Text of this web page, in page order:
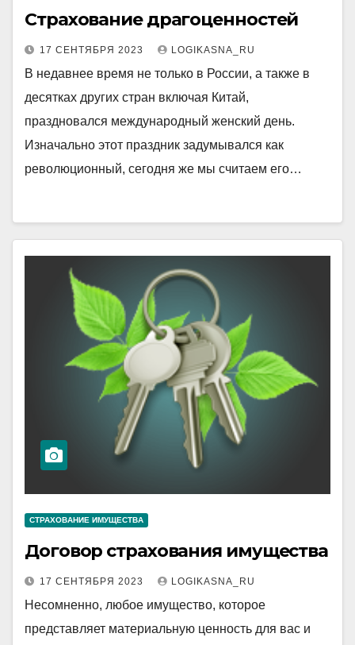
Страхование драгоценностей
17 СЕНТЯБРЯ 2023 LOGIKASNA_RU
В недавнее время не только в России, а также в
десятках других стран включая Китай,
праздновался международный женский день.
Изначально этот праздник задумывался как
революционный, сегодня же мы считаем его…
СТРАХОВАНИЕ ИМУЩЕСТВА
Договор страхования имущества
17 СЕНТЯБРЯ 2023 LOGIKASNA_RU
Несомненно, любое имущество, которое
представляет материальную ценность для вас и